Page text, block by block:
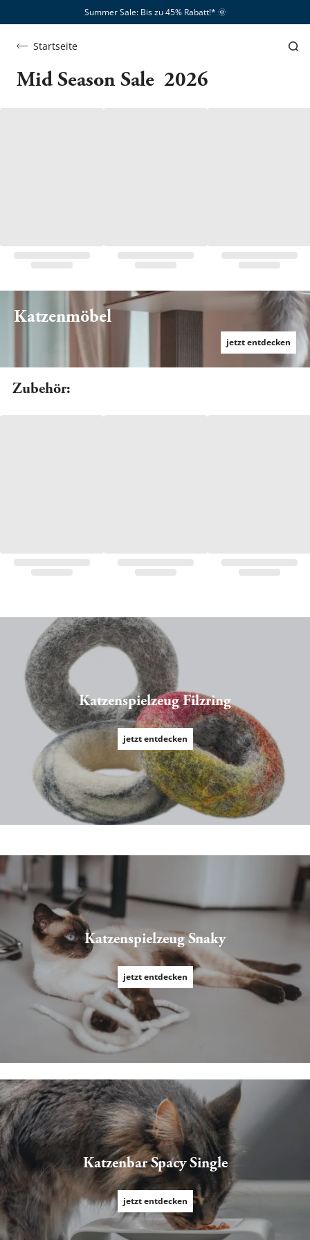
Summer Sale: Bis zu 45% Rabatt!*​ 🌞
Startseite
Mid
Mid Season Sale  2026
Katzenmöbel
jetzt entdecken
Zubehör:
Katzenspielzeug Filzring
jetzt entdecken
Katzenspielzeug Snaky
jetzt entdecken
Katzenbar Spacy Single
jetzt entdecken